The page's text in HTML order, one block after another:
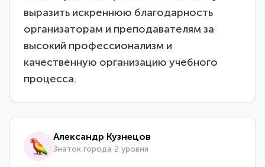
выразить искреннюю благодарность
организаторам и преподавателям за
высокий профессионализм и
качественную организацию учебного
процесса.
Александр Кузнецов
Знаток города 2 уровня